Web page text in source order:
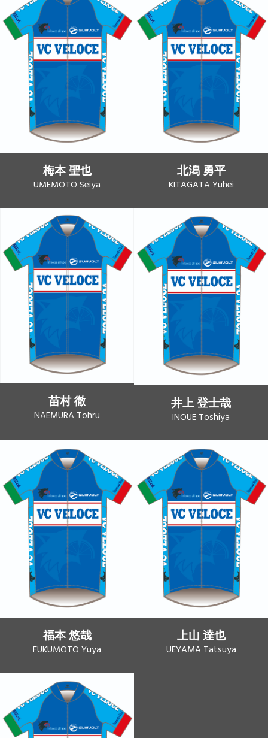
梅本 聖也
UMEMOTO Seiya
北潟 勇平
KITAGATA Yuhei
苗村 徹
NAEMURA Tohru
井上 登士哉
INOUE Toshiya
福本 悠哉
FUKUMOTO Yuya
上山 達也
UEYAMA Tatsuya